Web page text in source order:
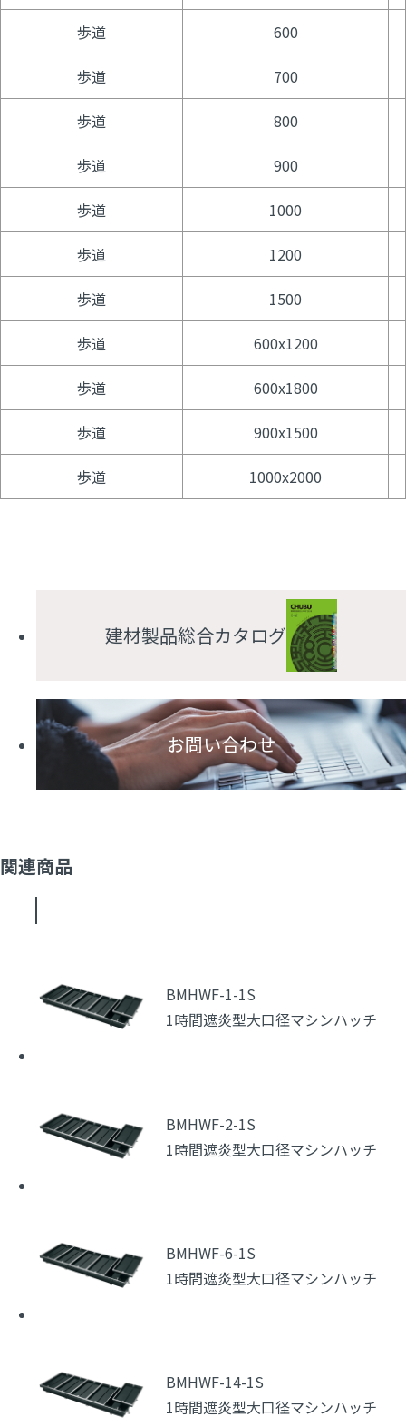
歩道 600
歩道 700
歩道 800
歩道 900
歩道 1000
歩道 1200
歩道 1500
歩道 600x1200
歩道 600x1800
歩道 900x1500
歩道 1000x2000
建材製品総合カタログ
お問い合わせ
関連商品
BMHWF-1-1S
1時間遮炎型大口径マシンハッチ
BMHWF-2-1S
1時間遮炎型大口径マシンハッチ
BMHWF-6-1S
1時間遮炎型大口径マシンハッチ
BMHWF-14-1S
1時間遮炎型大口径マシンハッチ